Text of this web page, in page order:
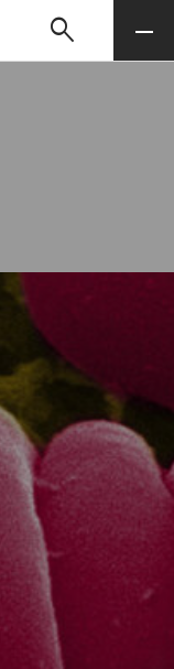
Söksearch Meny